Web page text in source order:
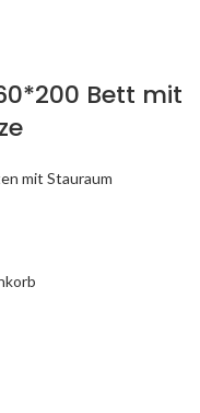
Bett mit
mit Stauraum